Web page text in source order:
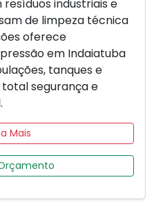
industriais e
de limpeza técnica
oferece
em Indaiatuba
tanques e
segurança e
Mais